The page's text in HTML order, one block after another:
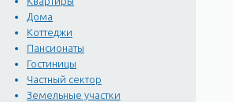
Дома
Коттеджи
Пансионаты
Гостиницы
Частный сектор
Земельные участки